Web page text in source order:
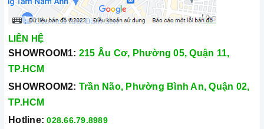
LIÊN HỆ
SHOWROOM1: 215 Âu Cơ, Phường 05, Quận 11,
TP.HCM
SHOWROOM2: Trần Não, Phường Bình An, Quận 02,
TP.HCM
Hotline: 028.66.79.8989